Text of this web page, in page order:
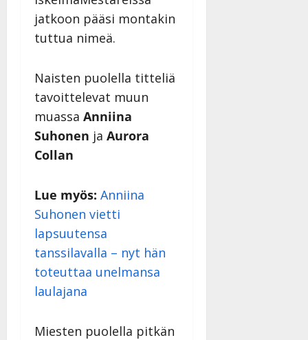
jatkoon pääsi montakin
tuttua nimeä.
Naisten puolella titteliä
tavoittelevat muun
muassa Anniina
Suhonen ja Aurora
Collan
Lue myös: Anniina
Suhonen vietti
lapsuutensa
tanssilavalla – nyt hän
toteuttaa unelmansa
laulajana
Miesten puolella pitkän